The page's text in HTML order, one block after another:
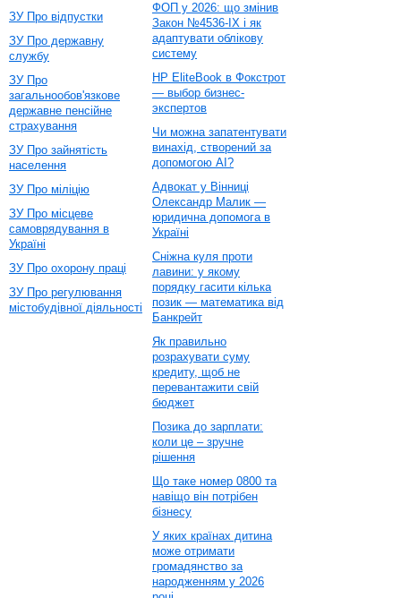
ЗУ Про відпустки
ЗУ Про державну
службу
ЗУ Про
загальнообов'язкове
державне пенсійне
страхування
ЗУ Про зайнятість
населення
ЗУ Про міліцію
ЗУ Про місцеве
самоврядування в
Україні
ЗУ Про охорону праці
ЗУ Про регулювання
містобудівної діяльності
ФОП у 2026: що змінив
Закон №4536-IX і як
адаптувати облікову
систему
HP EliteBook в Фокстрот
— выбор бизнес-
экспертов
Чи можна запатентувати
винахід, створений за
допомогою AI?
Адвокат у Вінниці
Олександр Малик —
юридична допомога в
Україні
Сніжна куля проти
лавини: у якому
порядку гасити кілька
позик — математика від
Банкрейт
Як правильно
розрахувати суму
кредиту, щоб не
перевантажити свій
бюджет
Позика до зарплати:
коли це – зручне
рішення
Що таке номер 0800 та
навіщо він потрібен
бізнесу
У яких країнах дитина
може отримати
громадянство за
народженням у 2026